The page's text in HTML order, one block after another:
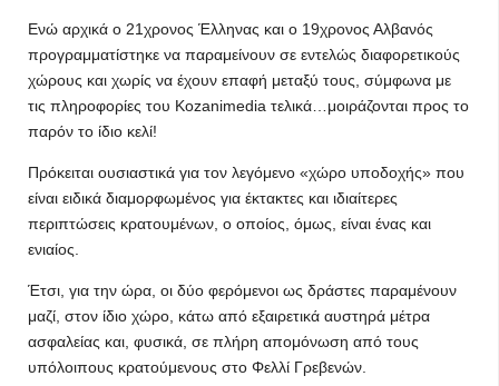
Ενώ αρχικά ο 21χρονος Έλληνας και ο 19χρονος Αλβανός
προγραμματίστηκε να παραμείνουν σε εντελώς διαφορετικούς
χώρους και χωρίς να έχουν επαφή μεταξύ τους, σύμφωνα με
τις πληροφορίες του Kozanimedia τελικά…μοιράζονται προς το
παρόν το ίδιο κελί!
Πρόκειται ουσιαστικά για τον λεγόμενο «χώρο υποδοχής» που
είναι ειδικά διαμορφωμένος για έκτακτες και ιδιαίτερες
περιπτώσεις κρατουμένων, ο οποίος, όμως, είναι ένας και
ενιαίος.
Έτσι, για την ώρα, οι δύο φερόμενοι ως δράστες παραμένουν
μαζί, στον ίδιο χώρο, κάτω από εξαιρετικά αυστηρά μέτρα
ασφαλείας και, φυσικά, σε πλήρη απομόνωση από τους
υπόλοιπους κρατούμενους στο Φελλί Γρεβενών.